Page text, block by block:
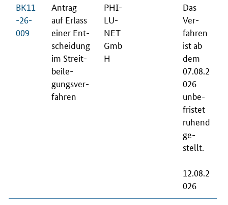
BK11
-26-
009
An­trag
auf Er­lass
ei­ner Ent­
schei­dung
im Streit­
bei­le­
gungs­ver­
fah­ren
PHI­
LU­
NET
Gmb
H
Das
Ver­
fah­ren
ist ab
dem
07.08.2
026
un­be­
fris­tet
ru­hend
ge­
stellt.
12.08.2
026